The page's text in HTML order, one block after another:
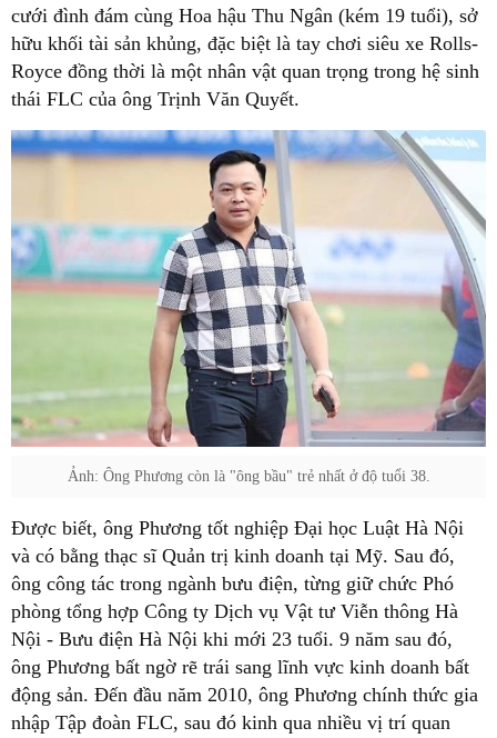
cưới đình đám cùng Hoa hậu Thu Ngân (kém 19 tuổi), sở
hữu khối tài sản khủng, đặc biệt là tay chơi siêu xe Rolls-
Royce đồng thời là một nhân vật quan trọng trong hệ sinh
thái FLC của ông Trịnh Văn Quyết.
Ảnh: Ông Phương còn là "ông bầu" trẻ nhất ở độ tuổi 38.
Được biết, ông Phương tốt nghiệp Đại học Luật Hà Nội
và có bằng thạc sĩ Quản trị kinh doanh tại Mỹ. Sau đó,
ông công tác trong ngành bưu điện, từng giữ chức Phó
phòng tổng hợp Công ty Dịch vụ Vật tư Viễn thông Hà
Nội - Bưu điện Hà Nội khi mới 23 tuổi. 9 năm sau đó,
ông Phương bất ngờ rẽ trái sang lĩnh vực kinh doanh bất
động sản. Đến đầu năm 2010, ông Phương chính thức gia
nhập Tập đoàn FLC, sau đó kinh qua nhiều vị trí quan